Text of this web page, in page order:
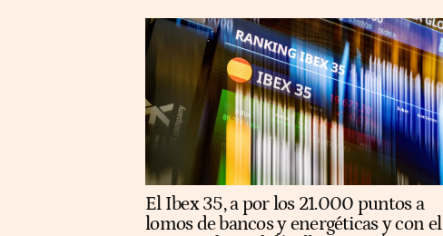
El Ibex 35, a por los 21.000 puntos a
lomos de bancos y energéticas y con el